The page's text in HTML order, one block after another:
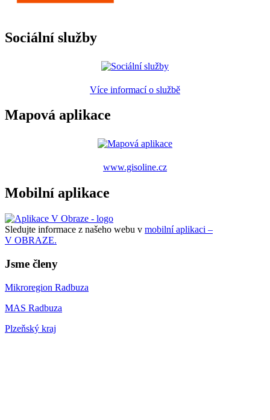
Sociální služby
Více informací o službě
Mapová aplikace
www.gisoline.cz
Mobilní aplikace
Sledujte informace z našeho webu v mobilní aplikaci –
V OBRAZE.
Jsme členy
Mikroregion Radbuza
MAS Radbuza
Plzeňský kraj